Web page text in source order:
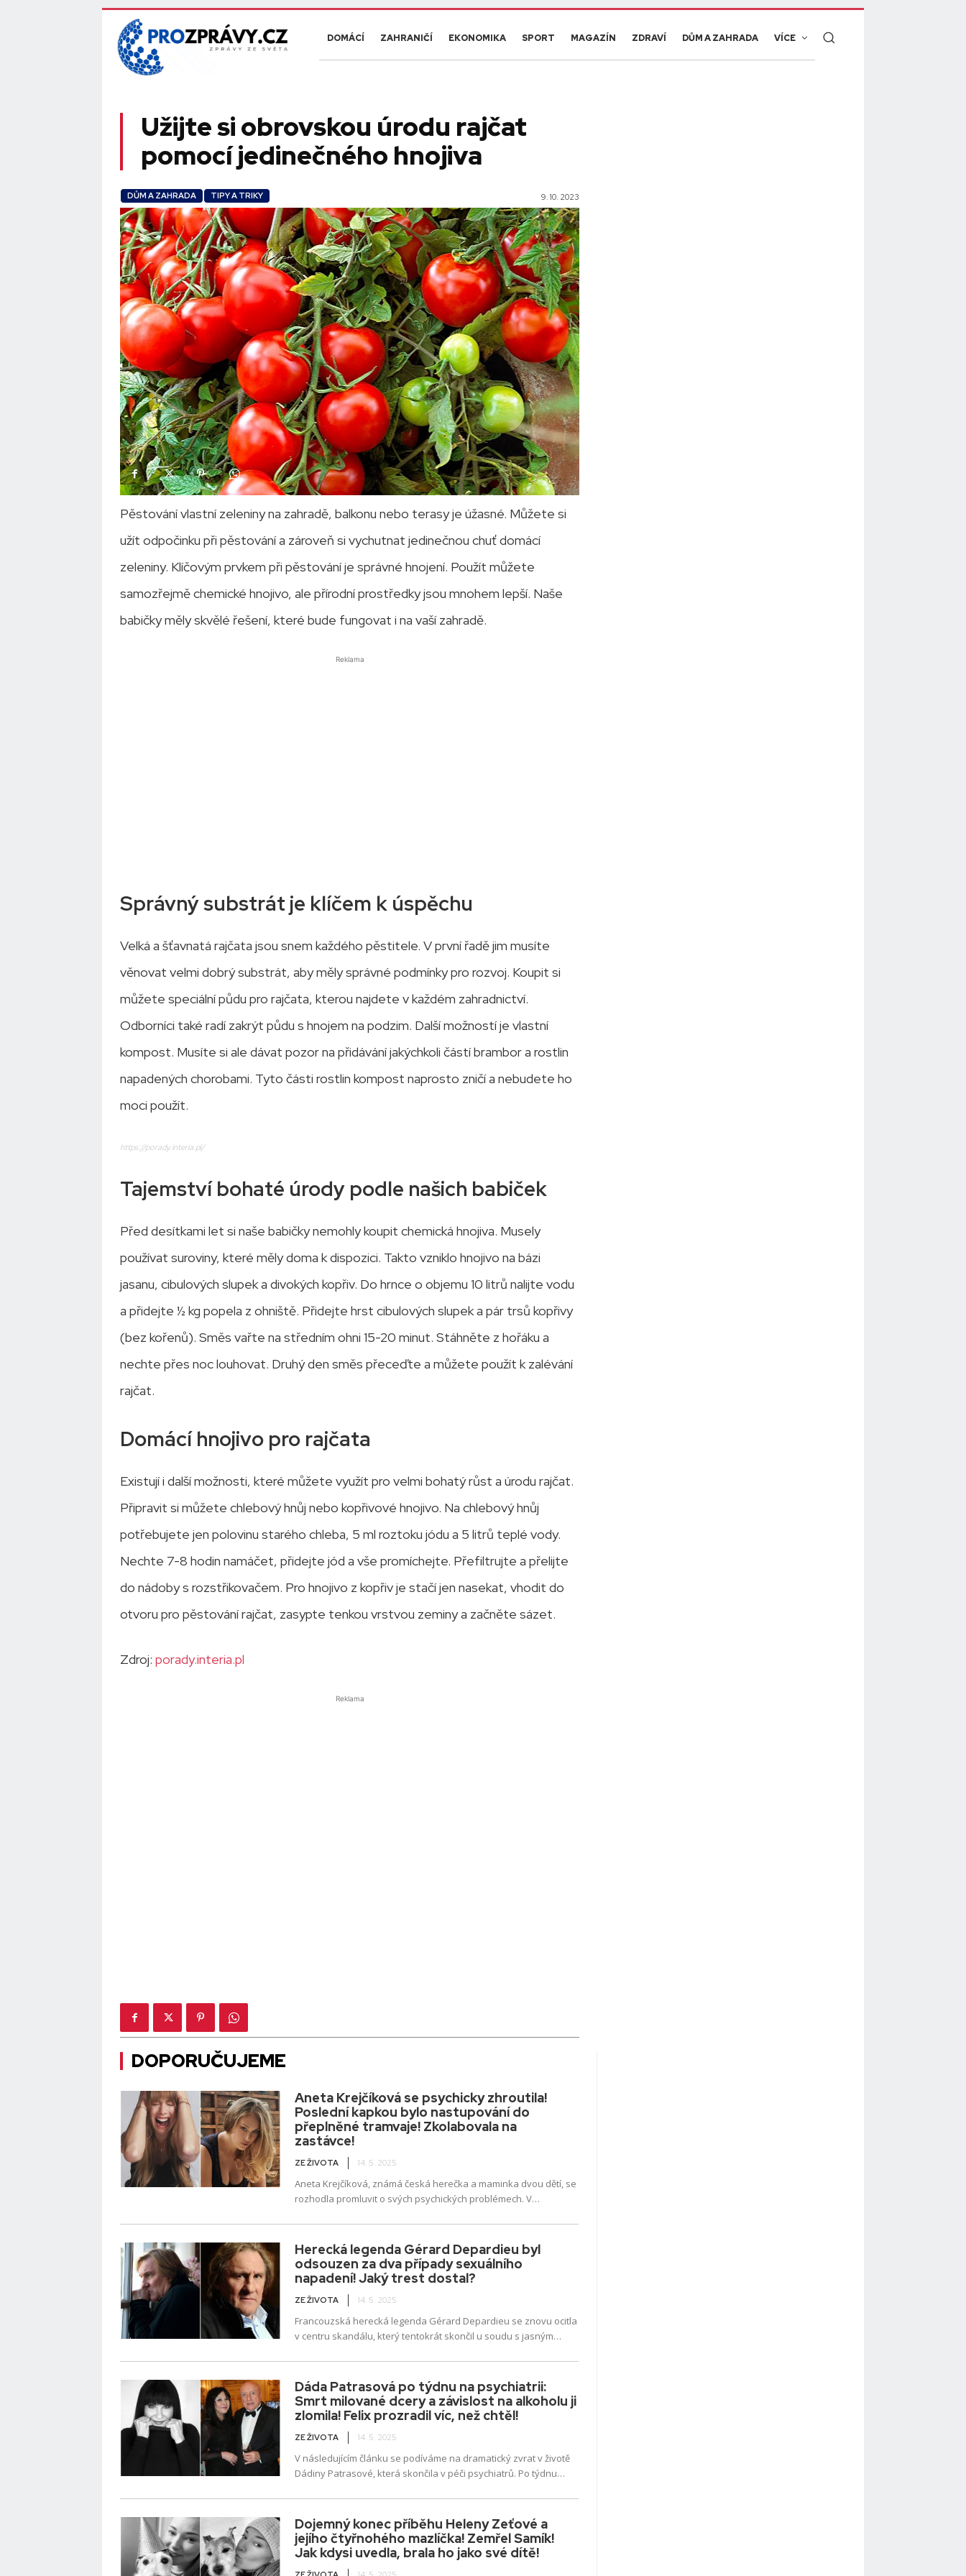
DOMÁCÍ ZAHRANIČÍ EKONOMIKA SPORT MAGAZÍN ZDRAVÍ DŮM A ZAHRADA VÍCE
Užijte si obrovskou úrodu rajčat
pomocí jedinečného hnojiva
DŮM A ZAHRADA TIPY A TRIKY 9. 10. 2023
Pěstování vlastní zeleniny na zahradě, balkonu nebo terasy je úžasné. Můžete si
užít odpočinku při pěstování a zároveň si vychutnat jedinečnou chuť domácí
zeleniny. Klíčovým prvkem při pěstování je správné hnojení. Použít můžete
samozřejmě chemické hnojivo, ale přírodní prostředky jsou mnohem lepší. Naše
babičky měly skvělé řešení, které bude fungovat i na vaší zahradě.
Reklama
Správný substrát je klíčem k úspěchu
Velká a šťavnatá rajčata jsou snem každého pěstitele. V první řadě jim musíte
věnovat velmi dobrý substrát, aby měly správné podmínky pro rozvoj. Koupit si
můžete speciální půdu pro rajčata, kterou najdete v každém zahradnictví.
Odborníci také radí zakrýt půdu s hnojem na podzim. Další možností je vlastní
kompost. Musíte si ale dávat pozor na přidávání jakýchkoli částí brambor a rostlin
napadených chorobami. Tyto části rostlin kompost naprosto zničí a nebudete ho
moci použít.
https://porady.interia.pl/
Tajemství bohaté úrody podle našich babiček
Před desítkami let si naše babičky nemohly koupit chemická hnojiva. Musely
používat suroviny, které měly doma k dispozici. Takto vzniklo hnojivo na bázi
jasanu, cibulových slupek a divokých kopřiv. Do hrnce o objemu 10 litrů nalijte vodu
a přidejte ½ kg popela z ohniště. Přidejte hrst cibulových slupek a pár trsů kopřivy
(bez kořenů). Směs vařte na středním ohni 15-20 minut. Stáhněte z hořáku a
nechte přes noc louhovat. Druhý den směs přeceďte a můžete použít k zalévání
rajčat.
Domácí hnojivo pro rajčata
Existují i další možnosti, které můžete využít pro velmi bohatý růst a úrodu rajčat.
Připravit si můžete chlebový hnůj nebo kopřivové hnojivo. Na chlebový hnůj
potřebujete jen polovinu starého chleba, 5 ml roztoku jódu a 5 litrů teplé vody.
Nechte 7-8 hodin namáčet, přidejte jód a vše promíchejte. Přefiltrujte a přelijte
do nádoby s rozstřikovačem. Pro hnojivo z kopřiv je stačí jen nasekat, vhodit do
otvoru pro pěstování rajčat, zasypte tenkou vrstvou zeminy a začněte sázet.
Zdroj: porady.interia.pl
Reklama
DOPORUČUJEME
Aneta Krejčíková se psychicky zhroutila!
Poslední kapkou bylo nastupování do
přeplněné tramvaje! Zkolabovala na
zastávce!
ZE ŽIVOTA 14. 5. 2025
Aneta Krejčíková, známá česká herečka a maminka dvou dětí, se
rozhodla promluvit o svých psychických problémech. V
Herecká legenda Gérard Depardieu byl
odsouzen za dva případy sexuálního
napadení! Jaký trest dostal?
ZE ŽIVOTA 14. 5. 2025
Francouzská herecká legenda Gérard Depardieu se znovu ocitla
v centru skandálu, který tentokrát skončil u soudu s jasným
Dáda Patrasová po týdnu na psychiatrii:
Smrt milované dcery a závislost na alkoholu ji
zlomila! Felix prozradil víc, než chtěl!
ZE ŽIVOTA 14. 5. 2025
V následujícím článku se podíváme na dramatický zvrat v životě
Dádiny Patrasové, která skončila v péči psychiatrů. Po týdnu
Dojemný konec příběhu Heleny Zeťové a
jejího čtyřnohého mazlíčka! Zemřel Samík!
Jak kdysi uvedla, brala ho jako své dítě!